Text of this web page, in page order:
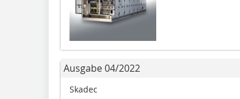
Ausgabe 04/2022
Skadec